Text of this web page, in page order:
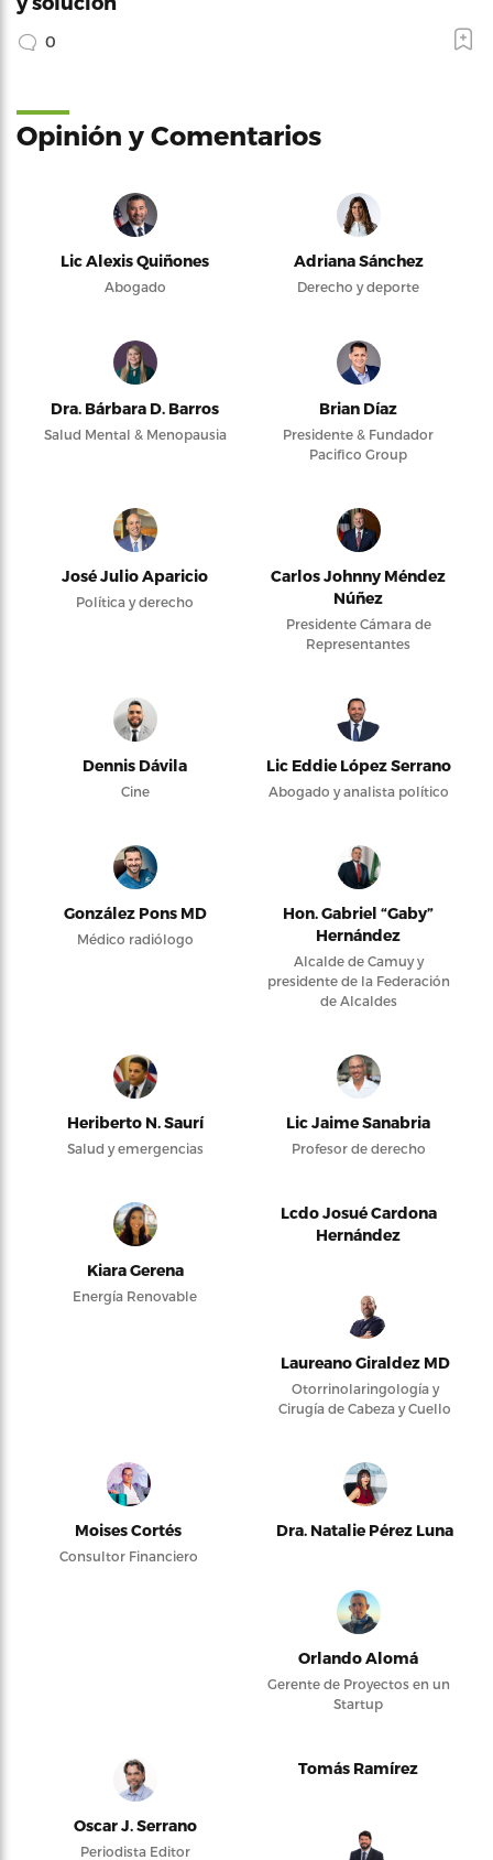
0
Opinión y Comentarios
Lic Alexis Quiñones
Abogado
Adriana Sánchez
Derecho y deporte
Dra. Bárbara D. Barros
Salud Mental & Menopausia
Brian Díaz
Presidente & Fundador
Pacifico Group
José Julio Aparicio
Política y derecho
Carlos Johnny Méndez
Núñez
Presidente Cámara de
Representantes
Dennis Dávila
Cine
Lic Eddie López Serrano
Abogado y analista político
González Pons MD
Médico radiólogo
Hon. Gabriel “Gaby”
Hernández
Alcalde de Camuy y
presidente de la Federación
de Alcaldes
Heriberto N. Saurí
Salud y emergencias
Lic Jaime Sanabria
Profesor de derecho
Kiara Gerena
Energía Renovable
Lcdo Josué Cardona
Hernández
Laureano Giraldez MD
Otorrinolaringología y
Cirugía de Cabeza y Cuello
Moises Cortés
Consultor Financiero
Dra. Natalie Pérez Luna
Orlando Alomá
Gerente de Proyectos en un
Startup
Oscar J. Serrano
Periodista Editor
Tomás Ramírez